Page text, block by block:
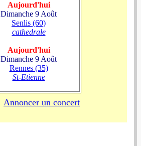
Aujourd'hui
Dimanche 9 Août
Senlis (60)
cathedrale
Aujourd'hui
Dimanche 9 Août
Rennes (35)
St-Etienne
Annoncer un concert